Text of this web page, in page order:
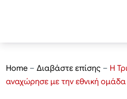
Home – Διαβάστε επίσης – Η
αναχώρησε με την εθνική